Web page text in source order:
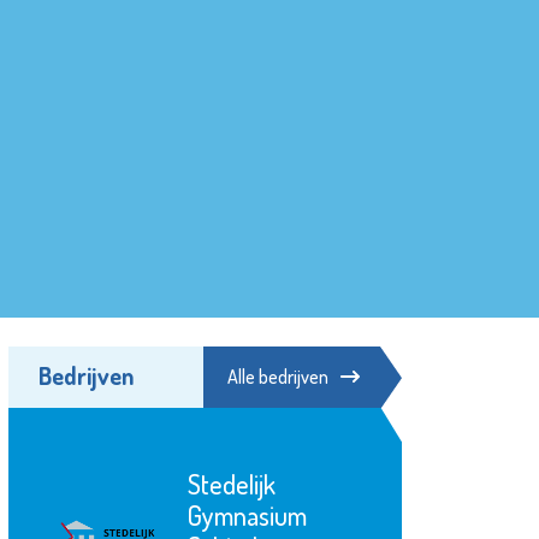
Bedrijven Alle bedrijven
Stedelijk
Gymnasium